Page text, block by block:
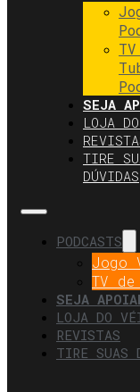
SEJA
LOJA
TIRE
DÚVIDAS
PODCASTS
Jogo
TV
SEJA
LOJA DO
REVISTAS
TIRE SUAS